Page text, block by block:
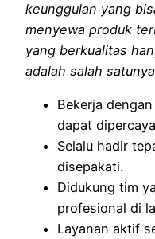
keunggulan yang
menyewa produk
yang berkualitas
adalah salah
Bekerja
dapat
Selalu hadir
disepakati.
Didukung tim
profesional di
Layanan aktif